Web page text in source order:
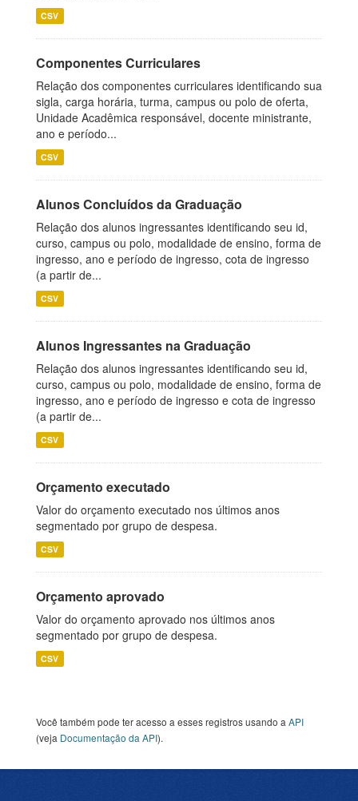
CSV
Componentes Curriculares
Relação dos componentes curriculares identificando sua
sigla, carga horária, turma, campus ou polo de oferta,
Unidade Acadêmica responsável, docente ministrante,
ano e período...
CSV
Alunos Concluídos da Graduação
Relação dos alunos ingressantes identificando seu id,
curso, campus ou polo, modalidade de ensino, forma de
ingresso, ano e período de ingresso, cota de ingresso
(a partir de...
CSV
Alunos Ingressantes na Graduação
Relação dos alunos ingressantes identificando seu id,
curso, campus ou polo, modalidade de ensino, forma de
ingresso, ano e período de ingresso e cota de ingresso
(a partir de...
CSV
Orçamento executado
Valor do orçamento executado nos últimos anos
segmentado por grupo de despesa.
CSV
Orçamento aprovado
Valor do orçamento aprovado nos últimos anos
segmentado por grupo de despesa.
CSV
Você também pode ter acesso a esses registros usando a API
(veja Documentação da API).